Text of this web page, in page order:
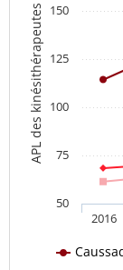
APL des kinésithérapeutes
2016
50
75
100
125
150